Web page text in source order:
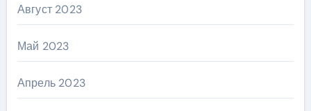
Август 2023
Май 2023
Апрель 2023